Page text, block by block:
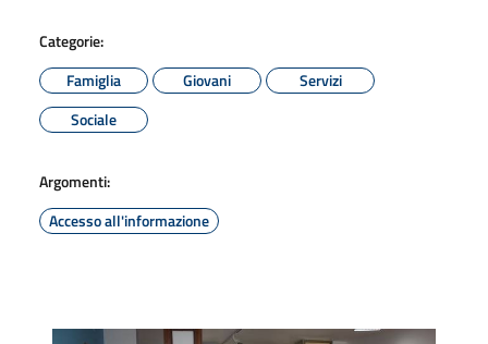
Categorie:
Famiglia
Giovani
Servizi
Sociale
Argomenti:
Accesso all'informazione